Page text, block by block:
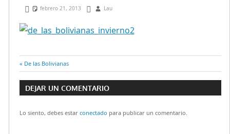
febrero 21, 2013 Lau
Navegación
de
entradas
Entrada
anterior:
De las Bolivianas
DEJAR UN COMENTARIO
Lo siento, debes estar conectado para publicar un comentario.